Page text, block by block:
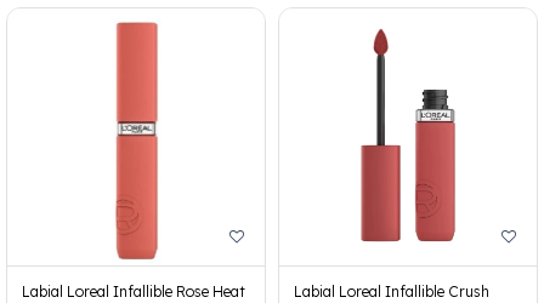
Labial Loreal Infallible Rose Heat
Labial Loreal Infallible Crush